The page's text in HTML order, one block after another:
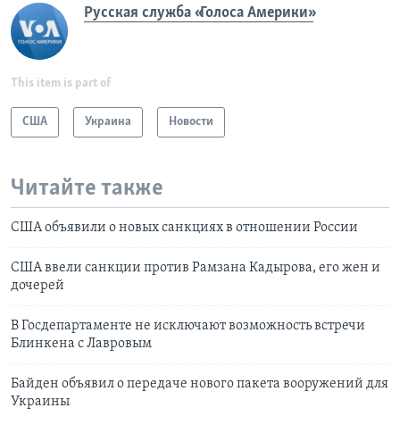
Русская служба «Голоса Америки»
This item is part of
США Украина Новости
Читайте также
США объявили о новых санкциях в отношении России
США ввели санкции против Рамзана Кадырова, его жен и
дочерей
В Госдепартаменте не исключают возможность встречи
Блинкена с Лавровым
Байден объявил о передаче нового пакета вооружений для
Украины